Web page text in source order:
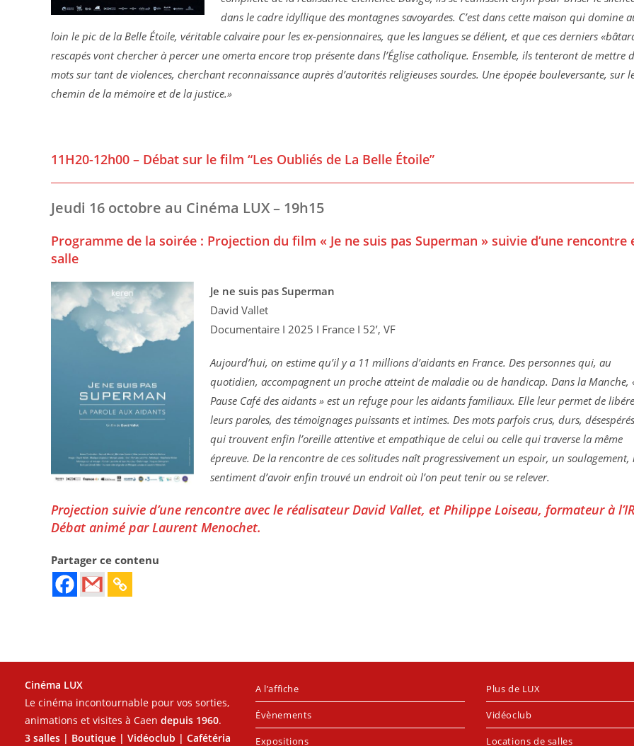
dans le cadre idyllique des montagnes savoyardes. C’est dans cette maison qui domine
loin le pic de la Belle Étoile, véritable calvaire pour les ex-pensionnaires, que les langues se délient, et que ces derniers
rescapés vont chercher à percer une omerta encore trop présente dans l’Église catholique. Ensemble, ils tenteront de mettre
mots sur tant de violences, cherchant reconnaissance auprès d’autorités religieuses sourdes. Une épopée bouleversante, sur
chemin de la mémoire et de la justice.»
11H20-12h00 – Débat sur le film “Les Oubliés de La Belle Étoile”
Jeudi 16 octobre au Cinéma LUX – 19h15
Programme de la soirée : Projection du film « Je ne suis pas Superman » suivie d’une rencontre
salle
Je ne suis pas Superman
David Vallet
Documentaire I 2025 I France I 52’, VF
Aujourd’hui, on estime qu’il y a 11 millions d’aidants en France. Des personnes qui, au
quotidien, accompagnent un proche atteint de maladie ou de handicap. Dans la Manche,
Pause Café des aidants » est un refuge pour les aidants familiaux. Elle leur permet de
leurs paroles, des témoignages puissants et intimes. Des mots parfois crus, durs,
qui trouvent enfin l’oreille attentive et empathique de celui ou celle qui traverse la même
épreuve. De la rencontre de ces solitudes naît progressivement un espoir, un soulagement,
sentiment d’avoir enfin trouvé un endroit où l’on peut tenir ou se relever.
Projection suivie d’une rencontre avec le réalisateur David Vallet, et Philippe Loiseau, formateur à
Débat animé par Laurent Menochet.
Partager ce contenu
Cinéma LUX
Le cinéma incontournable pour vos sorties,
animations et visites à Caen depuis 1960.
3 salles | Boutique | Vidéoclub | Cafétéria
A l’affiche
Évènements
Expositions
Plus de LUX
Vidéoclub
Locations de salles